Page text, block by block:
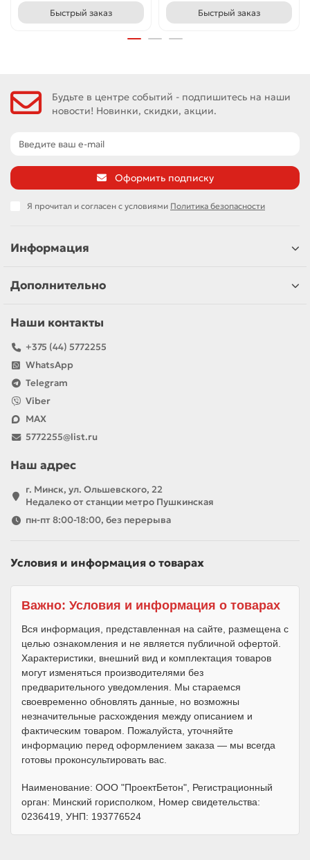
Быстрый заказ Быстрый заказ
Будьте в центре событий - подпишитесь на наши
новости! Новинки, скидки, акции.
Оформить подписку
Я прочитал и согласен с условиями Политика безопасности
Информация
Дополнительно
Наши контакты
+375 (44) 5772255
WhatsApp
Telegram
Viber
MAX
5772255@list.ru
Наш адрес
г. Минск, ул. Ольшевского, 22
Недалеко от станции метро Пушкинская
пн-пт 8:00-18:00, без перерыва
Условия и информация о товарах
Важно: Условия и информация о товарах
Вся информация, представленная на сайте, размещена с
целью ознакомления и не является публичной офертой.
Характеристики, внешний вид и комплектация товаров
могут изменяться производителями без
предварительного уведомления. Мы стараемся
своевременно обновлять данные, но возможны
незначительные расхождения между описанием и
фактическим товаром. Пожалуйста, уточняйте
информацию перед оформлением заказа — мы всегда
готовы проконсультировать вас.
Наименование: ООО "ПроектБетон", Регистрационный
орган: Минский горисполком, Номер свидетельства:
0236419, УНП: 193776524